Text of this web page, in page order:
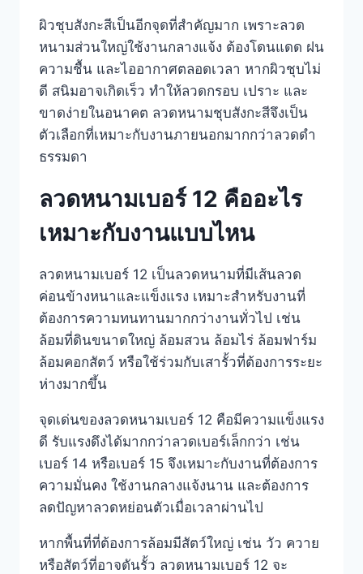
ผิวชุบสังกะสีเป็นอีกจุดที่สำคัญมาก เพราะลวด
หนามส่วนใหญ่ใช้งานกลางแจ้ง ต้องโดนแดด ฝน
ความชื้น และไออากาศตลอดเวลา หากผิวชุบไม่
ดี สนิมอาจเกิดเร็ว ทำให้ลวดกรอบ เปราะ และ
ขาดง่ายในอนาคต ลวดหนามชุบสังกะสีจึงเป็น
ตัวเลือกที่เหมาะกับงานภายนอกมากกว่าลวดดำ
ธรรมดา
ลวดหนามเบอร์ 12 คืออะไร
เหมาะกับงานแบบไหน
ลวดหนามเบอร์ 12 เป็นลวดหนามที่มีเส้นลวด
ค่อนข้างหนาและแข็งแรง เหมาะสำหรับงานที่
ต้องการความทนทานมากกว่างานทั่วไป เช่น
ล้อมที่ดินขนาดใหญ่ ล้อมสวน ล้อมไร่ ล้อมฟาร์ม
ล้อมคอกสัตว์ หรือใช้ร่วมกับเสารั้วที่ต้องการระยะ
ห่างมากขึ้น
จุดเด่นของลวดหนามเบอร์ 12 คือมีความแข็งแรง
ดี รับแรงดึงได้มากกว่าลวดเบอร์เล็กกว่า เช่น
เบอร์ 14 หรือเบอร์ 15 จึงเหมาะกับงานที่ต้องการ
ความมั่นคง ใช้งานกลางแจ้งนาน และต้องการ
ลดปัญหาลวดหย่อนตัวเมื่อเวลาผ่านไป
หากพื้นที่ที่ต้องการล้อมมีสัตว์ใหญ่ เช่น วัว ควาย
หรือสัตว์ที่อาจดันรั้ว ลวดหนามเบอร์ 12 จะ